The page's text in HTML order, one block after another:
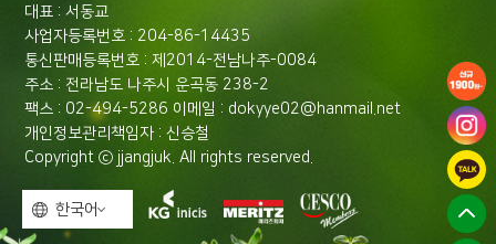
대표 : 서동교
사업자등록번호 : 204-86-14435
통신판매등록번호 : 제2014-전남나주-0084
주소 : 전라남도 나주시 운곡동 238-2
팩스 : 02-494-5286 이메일 : dokyye02@hanmail.net
개인정보관리책임자 : 신승철
Copyright ⓒ jjangjuk. All rights reserved.
한국어